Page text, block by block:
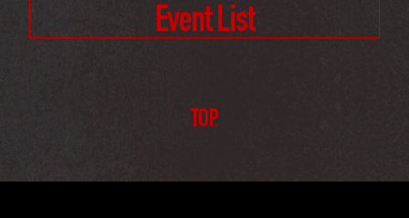
Event List
TOP